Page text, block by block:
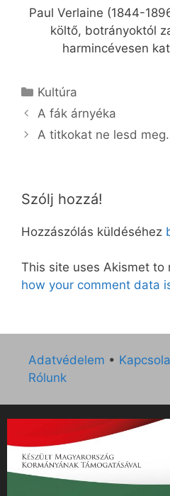
Paul Verlaine (1844-
költő, botrányoktól
harmincévesen
Kategória
Kultúra
A fák árnyéka
A titkokat ne lesd
Szólj hozzá!
Hozzászólás küldéséhez
This site uses Akismet to
how your comment data
Adatvédelem •
Rólunk